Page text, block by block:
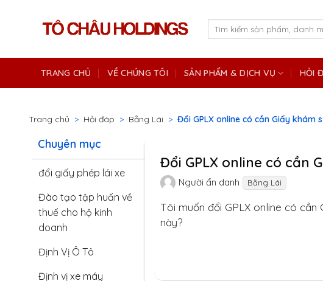
TRANG CHỦ VỀ CHÚNG TÔI SẢN PHẨM & DỊCH VỤ HỎI
Trang chủ > Hỏi đáp > Bằng Lái > Đổi GPLX online có cần Giấy khám
Chuyên mục
đổi giấy phép lái xe
Đào tạo tập huấn về
thuế cho hộ kinh
doanh
Định Vị Ô Tô
Định vị xe máy
Đổi GPLX online có cần
Người ẩn danh Bằng Lái
Tôi muốn đổi GPLX online có
này?